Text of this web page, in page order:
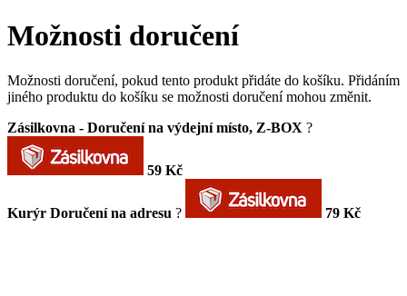
Možnosti doručení
Možnosti doručení, pokud tento produkt přidáte do košíku. Přidáním
jiného produktu do košíku se možnosti doručení mohou změnit.
Zásilkovna - Doručení na výdejní místo, Z-BOX ?
59 Kč
Kurýr Doručení na adresu ? 79 Kč